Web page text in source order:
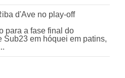
d'Ave no play-off
para a fase final do
Sub23 em hóquei em patins,